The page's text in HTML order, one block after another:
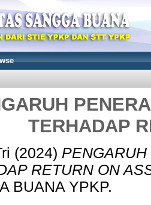
TERHADAP
(2024)
RETURN ON
BUANA YPKP.